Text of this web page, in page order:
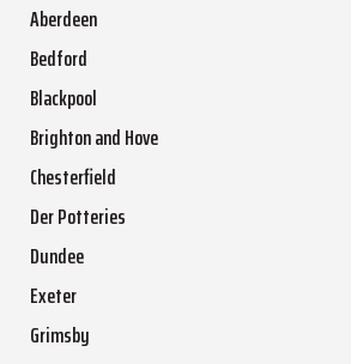
Aberdeen
Bedford
Blackpool
Brighton and Hove
Chesterfield
Der Potteries
Dundee
Exeter
Grimsby